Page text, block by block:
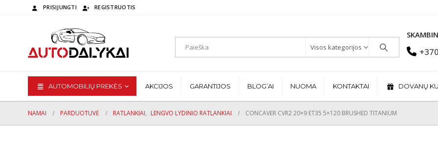
PRISIJUNGTI REGISTRUOTIS
Visos kategorijos
AUTOMOBILIŲ PREKĖS AKCIJOS GARANTIJOS BLOG’AI NUOMA KONTAKTAI DOVANŲ
NAMAI PARDUOTUVĖ RATLANKIAI, LENGVO LYDINIO RATLANKIAI CONCAVER CVR2 20×9 ET35 5×120 BRUSHED TITANIUM